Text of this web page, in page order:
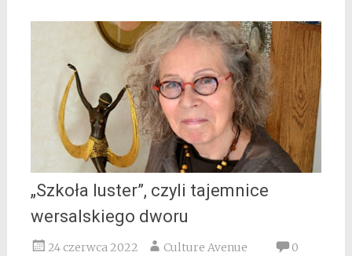
„Szkoła luster”, czyli tajemnice
wersalskiego dworu
24 czerwca 2022 Culture Avenue
0